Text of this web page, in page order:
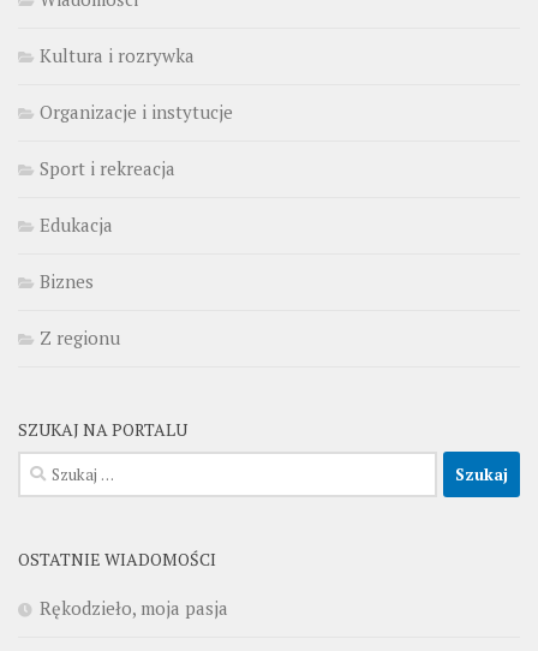
Kultura i rozrywka
Organizacje i instytucje
Sport i rekreacja
Edukacja
Biznes
Z regionu
SZUKAJ NA PORTALU
Szukaj:
OSTATNIE WIADOMOŚCI
Rękodzieło, moja pasja